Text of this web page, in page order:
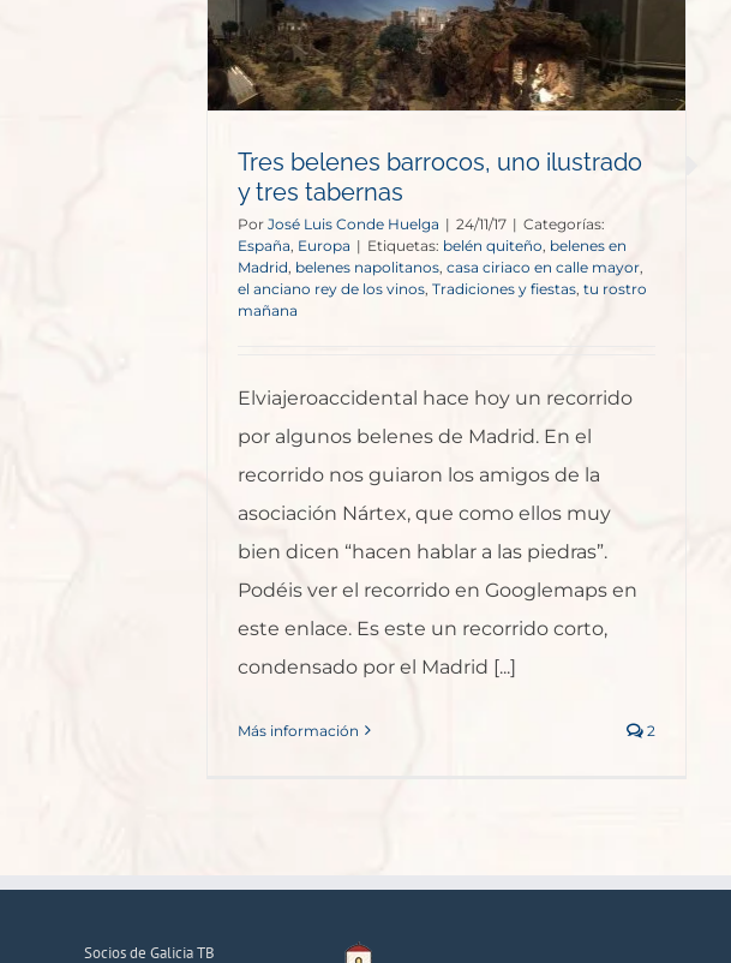
Tres belenes barrocos, uno ilustrado
y tres tabernas
Por José Luis Conde Huelga | 24/11/17 | Categorías:
España Europa | Etiquetas: belén quiteño belenes en
Madrid belenes napolitanos casa ciriaco en calle mayor,
el anciano rey de los vinos Tradiciones y fiestas tu rostro
mañana
Elviajeroaccidental hace hoy un recorrido
por algunos belenes de Madrid. En el
recorrido nos guiaron los amigos de la
asociación Nártex, que como ellos muy
bien dicen “hacen hablar a las piedras”.
Podéis ver el recorrido en Googlemaps en
este enlace. Es este un recorrido corto,
condensado por el Madrid [...]
Más información 2
Socios de Galicia TB